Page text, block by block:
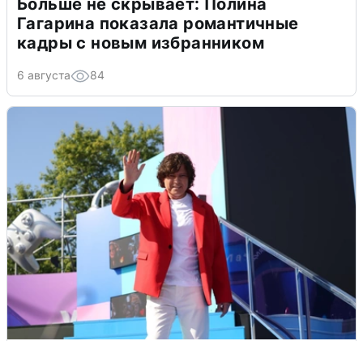
Гагарина показала романтичные
кадры с новым избранником
6 августа 84